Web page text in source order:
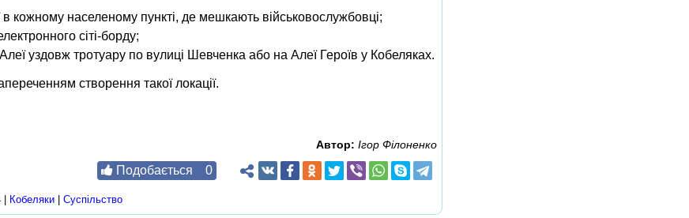
в кожному населеному пункті, де мешкають військовослужбовці;
сіті-борду;
уздовж тротуару по вулиці Шевченка або на Алеї Героїв у Кобеляках.
створення такої локації.
Автор: Ігор Філоненко
Подобається 0
Кобеляки Суспільство